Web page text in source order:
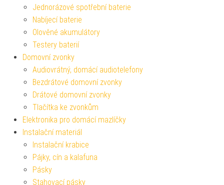
Jednorázové spotřební baterie
Nabíjecí baterie
Olověné akumulátory
Testery baterií
Domovní zvonky
Audiovrátný, domácí audiotelefony
Bezdrátové domovní zvonky
Drátové domovní zvonky
Tlačítka ke zvonkům
Elektronika pro domácí mazlíčky
Instalační materiál
Instalační krabice
Pájky, cín a kalafuna
Pásky
Stahovací pásky